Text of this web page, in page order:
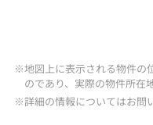
※地図上に表示される物件の
のであり、実際の物件所在
※詳細の情報についてはお問